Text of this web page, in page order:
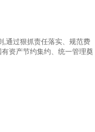
,通过狠抓责任落实、规范费
资产节约集约、统一管理奠